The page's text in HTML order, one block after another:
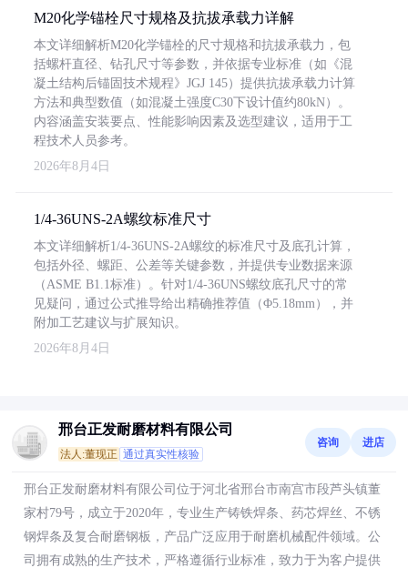
M20化学锚栓尺寸规格及抗拔承载力详解
本文详细解析M20化学锚栓的尺寸规格和抗拔承载力，包
括螺杆直径、钻孔尺寸等参数，并依据专业标准（如《混
凝土结构后锚固技术规程》JGJ 145）提供抗拔承载力计算
方法和典型数值（如混凝土强度C30下设计值约80kN）。
内容涵盖安装要点、性能影响因素及选型建议，适用于工
程技术人员参考。
2026年8月4日
1/4-36UNS-2A螺纹标准尺寸
本文详细解析1/4-36UNS-2A螺纹的标准尺寸及底孔计算，
包括外径、螺距、公差等关键参数，并提供专业数据来源
（ASME B1.1标准）。针对1/4-36UNS螺纹底孔尺寸的常
见疑问，通过公式推导给出精确推荐值（Φ5.18mm），并
附加工艺建议与扩展知识。
2026年8月4日
邢台正发耐磨材料有限公司
法人:董现正 通过真实性核验
咨询 进店
邢台正发耐磨材料有限公司位于河北省邢台市南宫市段芦头镇董
家村79号，成立于2020年，专业生产铸铁焊条、药芯焊丝、不锈
钢焊条及复合耐磨钢板，产品广泛应用于耐磨机械配件领域。公
司拥有成熟的生产技术，严格遵循行业标准，致力于为客户提供